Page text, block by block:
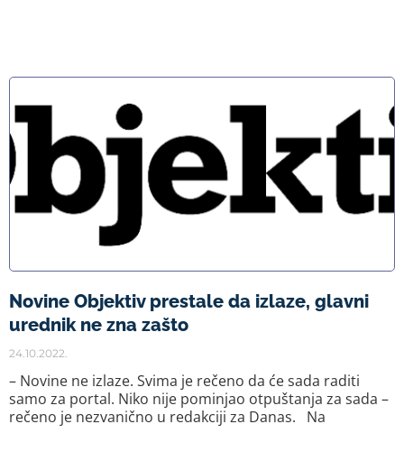
Novine Objektiv prestale da izlaze, glavni
urednik ne zna zašto
24.10.2022.
– Novine ne izlaze. Svima je rečeno da će sada raditi
samo za portal. Niko nije pominjao otpuštanja za sada –
rečeno je nezvanično u redakciji za Danas. Na